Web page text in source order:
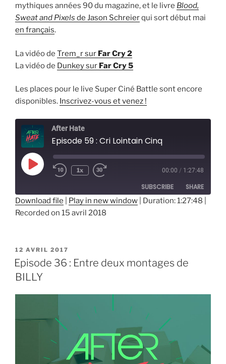
mythiques années 90 du magazine, et le livre Blood,
Sweat and Pixels de Jason Schreierqui sort début mai
en français.
La vidéo de Trem_r sur Far Cry 2
La vidéo de Dunkey sur Far Cry 5
Les places pour le live Super Ciné Battle sont encore
disponibles. Inscrivez-vous et venez !
After Hate
Episode 59 : Cri Lointain Cinq
Play
Episode
1x 00:00 / 1:27:48
SUBSCRIBE SHARE
SHARE
EMBED
Download file Play in new window Duration: 1:27:48
Recorded on 15 avril 2018
PUBLIÉ
LE
12 AVRIL 2017
Episode 36 : Entre deux montages de
BILLY